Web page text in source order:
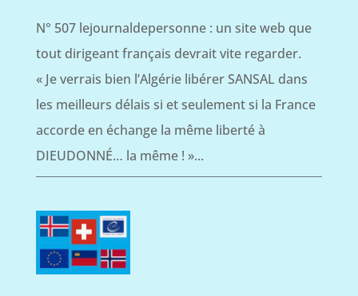
N° 507 lejournaldepersonne : un site web que
tout dirigeant français devrait vite regarder.
« Je verrais bien l’Algérie libérer SANSAL dans
les meilleurs délais si et seulement si la France
accorde en échange la même liberté à
DIEUDONNÉ… la même ! »...